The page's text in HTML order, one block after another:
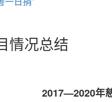
情况总结
2017—2020年